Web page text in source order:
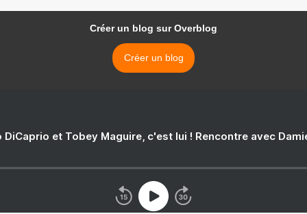
Créer un blog sur Overblog
Créer un blog
DiCaprio et Tobey Maguire, c'est lui ! Rencontre avec